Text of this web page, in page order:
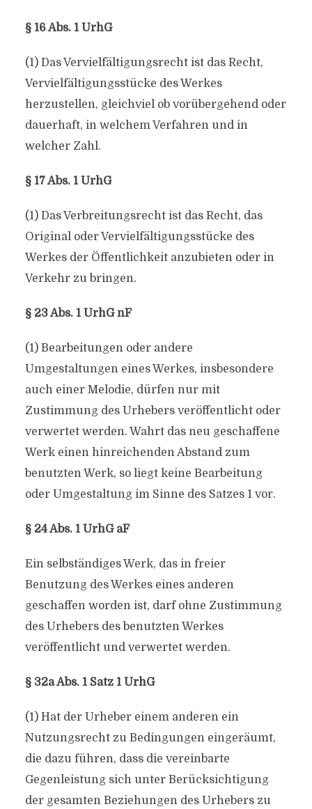
§ 16 Abs. 1 UrhG
(1) Das Vervielfältigungsrecht ist das Recht,
Vervielfältigungsstücke des Werkes
herzustellen, gleichviel ob vorübergehend oder
dauerhaft, in welchem Verfahren und in
welcher Zahl.
§ 17 Abs. 1 UrhG
(1) Das Verbreitungsrecht ist das Recht, das
Original oder Vervielfältigungsstücke des
Werkes der Öffentlichkeit anzubieten oder in
Verkehr zu bringen.
§ 23 Abs. 1 UrhG nF
(1) Bearbeitungen oder andere
Umgestaltungen eines Werkes, insbesondere
auch einer Melodie, dürfen nur mit
Zustimmung des Urhebers veröffentlicht oder
verwertet werden. Wahrt das neu geschaffene
Werk einen hinreichenden Abstand zum
benutzten Werk, so liegt keine Bearbeitung
oder Umgestaltung im Sinne des Satzes 1 vor.
§ 24 Abs. 1 UrhG aF
Ein selbständiges Werk, das in freier
Benutzung des Werkes eines anderen
geschaffen worden ist, darf ohne Zustimmung
des Urhebers des benutzten Werkes
veröffentlicht und verwertet werden.
§ 32a Abs. 1 Satz 1 UrhG
(1) Hat der Urheber einem anderen ein
Nutzungsrecht zu Bedingungen eingeräumt,
die dazu führen, dass die vereinbarte
Gegenleistung sich unter Berücksichtigung
der gesamten Beziehungen des Urhebers zu